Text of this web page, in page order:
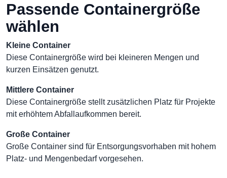
Passende Containergröße
wählen
Kleine Container
Diese Containergröße wird bei kleineren Mengen und
kurzen Einsätzen genutzt.
Mittlere Container
Diese Containergröße stellt zusätzlichen Platz für Projekte
mit erhöhtem Abfallaufkommen bereit.
Große Container
Große Container sind für Entsorgungsvorhaben mit hohem
Platz- und Mengenbedarf vorgesehen.